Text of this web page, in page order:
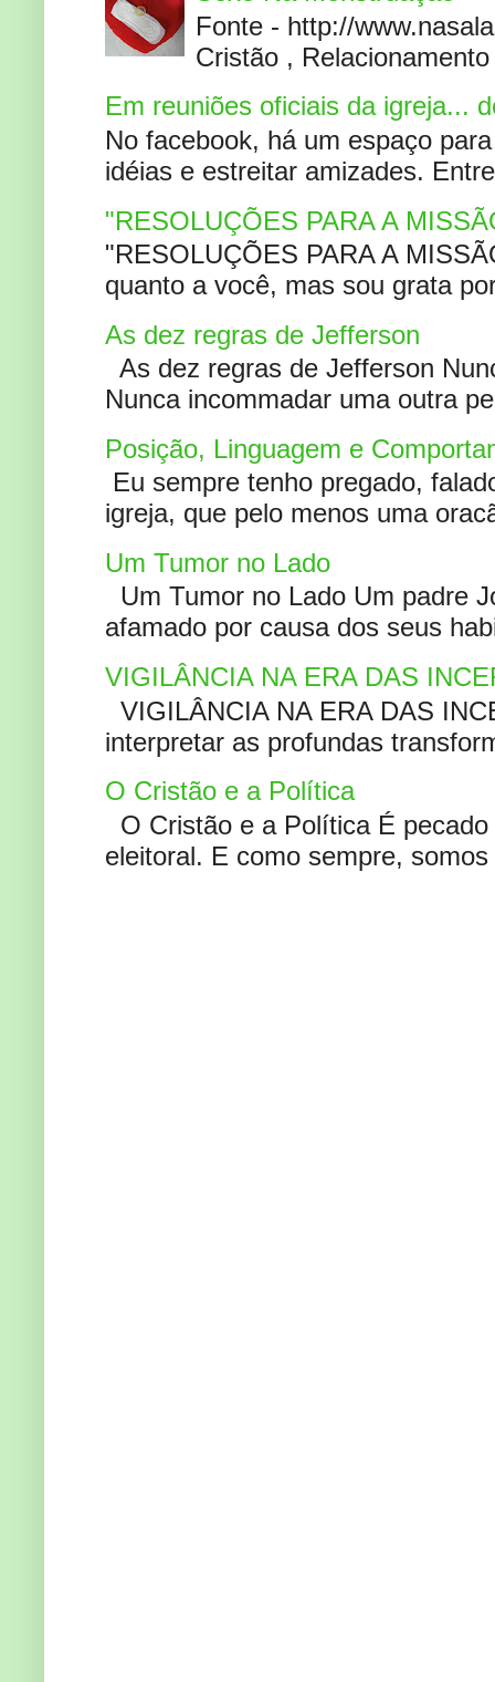
Fonte - http://
Cristão ,
Em reuniões oficiais da igreja...
No facebook, há um espaço
idéias e estreitar amizades.
"RESOLUÇÕES PARA A
"RESOLUÇÕES PARA A
quanto a você, mas sou grata
As dez regras de Jefferson
As dez regras de Jefferson
Nunca incommadar uma outra
Posição, Linguagem e
Eu sempre tenho pregado,
igreja, que pelo menos uma
Um Tumor no Lado
Um Tumor no Lado Um padre
afamado por causa dos seus
VIGILÂNCIA NA ERA DAS
VIGILÂNCIA NA ERA DAS
interpretar as profundas
O Cristão e a Política
O Cristão e a Política É
eleitoral. E como sempre,